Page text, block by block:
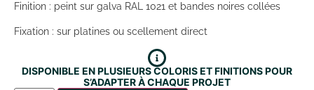
Finition : peint sur galva RAL 1021 et bandes noires collées
Fixation : sur platines ou scellement direct
DISPONIBLE EN PLUSIEURS COLORIS ET FINITIONS POUR
S’ADAPTER À CHAQUE PROJET